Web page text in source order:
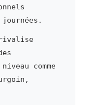
rivalise
comme